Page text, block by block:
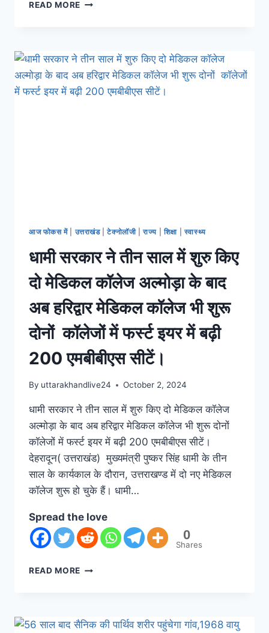
READ MORE
आज फोकस में| उत्तराखंड|टेक्नोलॉजी|राज्य| शिक्षा| स्वास्थ्य
धामी सरकार ने तीन साल में शुरु किए
दो मेडिकल कॉलेज अल्मोड़ा के बाद
अब हरिद्वार मेडिकल कॉलेज भी शुरू
दोनों कॉलेजों में फर्स्ट इयर में बढ़ी
200 एमबीबीएस सीटें।
By uttarakhandlive24 October 2, 2024
धामी सरकार ने तीन साल में शुरु किए दो मेडिकल कॉलेज
अल्मोड़ा के बाद अब हरिद्वार मेडिकल कॉलेज भी शुरू दोनों
कॉलेजों में फर्स्ट इयर में बढ़ी 200 एमबीबीएस सीटें।
देहरादून( उत्तराखंड) मुख्यमंत्री पुष्कर सिंह धामी के तीन
साल के कार्यकाल के दौरान, उत्तराखण्ड में दो नए मेडिकल
कॉलेज शुरू हो चुके हैं। धामी…
Spread the love
0
Shares
READ MORE